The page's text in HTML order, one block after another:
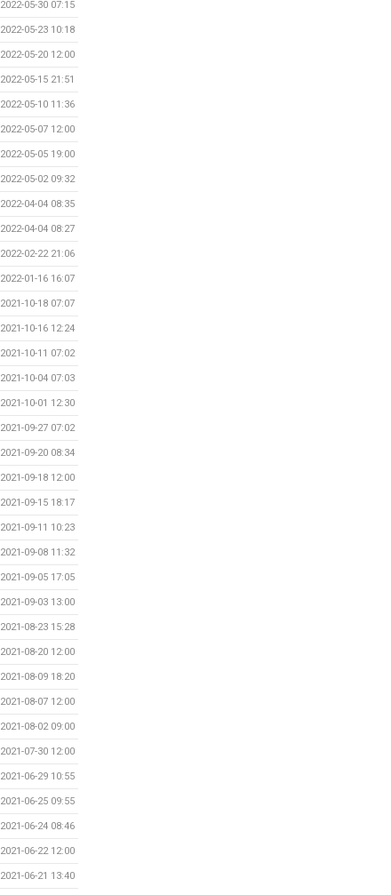
2022-05-30 07:15
2022-05-23 10:18
2022-05-20 12:00
2022-05-15 21:51
2022-05-10 11:36
2022-05-07 12:00
2022-05-05 19:00
2022-05-02 09:32
2022-04-04 08:35
2022-04-04 08:27
2022-02-22 21:06
2022-01-16 16:07
2021-10-18 07:07
2021-10-16 12:24
2021-10-11 07:02
2021-10-04 07:03
2021-10-01 12:30
2021-09-27 07:02
2021-09-20 08:34
2021-09-18 12:00
2021-09-15 18:17
2021-09-11 10:23
2021-09-08 11:32
2021-09-05 17:05
2021-09-03 13:00
2021-08-23 15:28
2021-08-20 12:00
2021-08-09 18:20
2021-08-07 12:00
2021-08-02 09:00
2021-07-30 12:00
2021-06-29 10:55
2021-06-25 09:55
2021-06-24 08:46
2021-06-22 12:00
2021-06-21 13:40